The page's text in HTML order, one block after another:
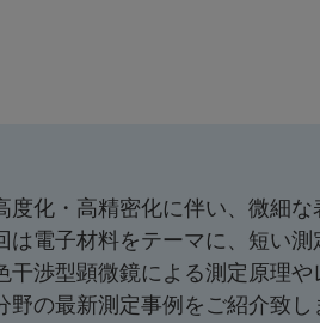
化・高精密化に伴い、微細
は電子材料をテーマに、短い
渉型顕微鏡による測定原理
野の最新測定事例をご紹介